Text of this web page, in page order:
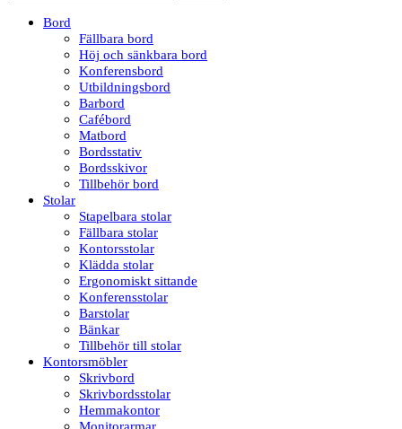
Bord
Fällbara bord
Höj och sänkbara bord
Konferensbord
Utbildningsbord
Barbord
Cafébord
Matbord
Bordsstativ
Bordsskivor
Tillbehör bord
Stolar
Stapelbara stolar
Fällbara stolar
Kontorsstolar
Klädda stolar
Ergonomiskt sittande
Konferensstolar
Barstolar
Bänkar
Tillbehör till stolar
Kontorsmöbler
Skrivbord
Skrivbordsstolar
Hemmakontor
Monitorarmar